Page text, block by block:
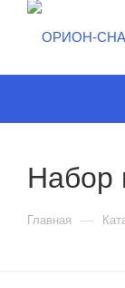
Набор
Главная —